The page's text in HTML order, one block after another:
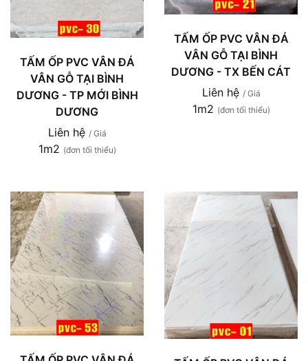
TẤM ỐP PVC VÂN ĐÁ
VÂN GỖ TẠI BÌNH
DƯƠNG - TP MỚI BÌNH
DƯƠNG
Liên hệ / Giá
1m2 (đơn tối thiểu)
TẤM ỐP PVC VÂN ĐÁ
VÂN GỖ TẠI BÌNH
DƯƠNG - TX BẾN CÁT
Liên hệ / Giá
1m2 (đơn tối thiểu)